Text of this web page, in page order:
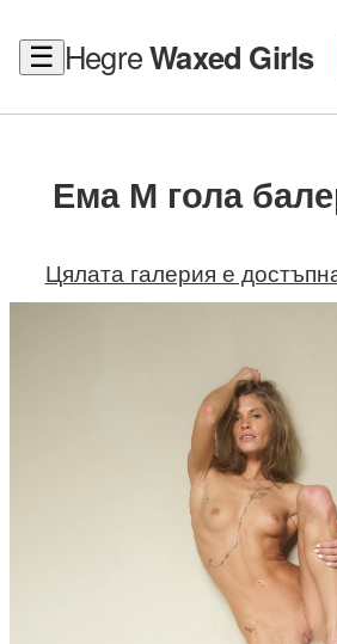
☰ HegreWaxed Girls
Ема М гола
Цялата галерия е